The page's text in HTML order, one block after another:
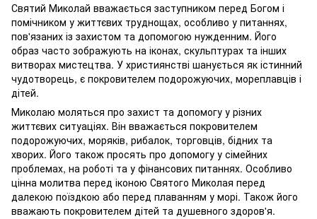
Святий Миколай вважається заступником перед Богом і
помічником у життєвих труднощах, особливо у питаннях,
пов'язаних із захистом та допомогою нужденним. Його
образ часто зображують на іконах, скульптурах та інших
витворах мистецтва. У християнстві шанується як істинний
чудотворець, є покровителем подорожуючих, мореплавців і
дітей.
Миколаю моляться про захист та допомогу у різних
життєвих ситуаціях. Він вважається покровителем
подорожуючих, моряків, рибалок, торговців, бідних та
хворих. Його також просять про допомогу у сімейних
проблемах, на роботі та у фінансових питаннях. Особливо
цінна молитва перед іконою Святого Миколая перед
далекою поїздкою або перед плаванням у морі. Також його
вважають покровителем дітей та душевного здоров'я.